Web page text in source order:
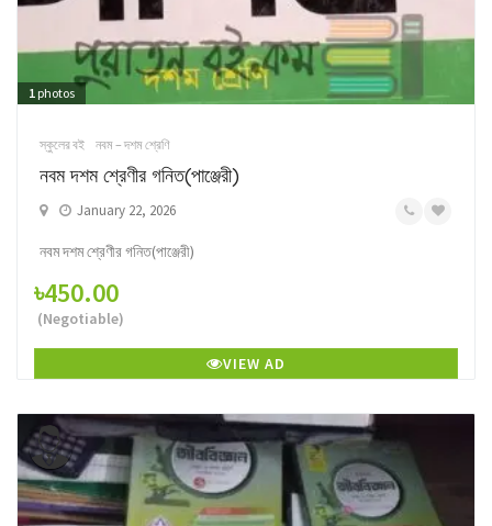
1 photos
স্কুলের বই নবম – দশম শ্রেণি
নবম দশম শ্রেণীর গনিত(পাঞ্জেরী)
January 22, 2026
নবম দশম শ্রেণীর গনিত(পাঞ্জেরী)
৳450.00
(Negotiable)
VIEW AD